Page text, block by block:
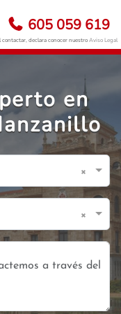
605 059 619
contactar, declara conocer nuestroAviso Legal
en
×
×